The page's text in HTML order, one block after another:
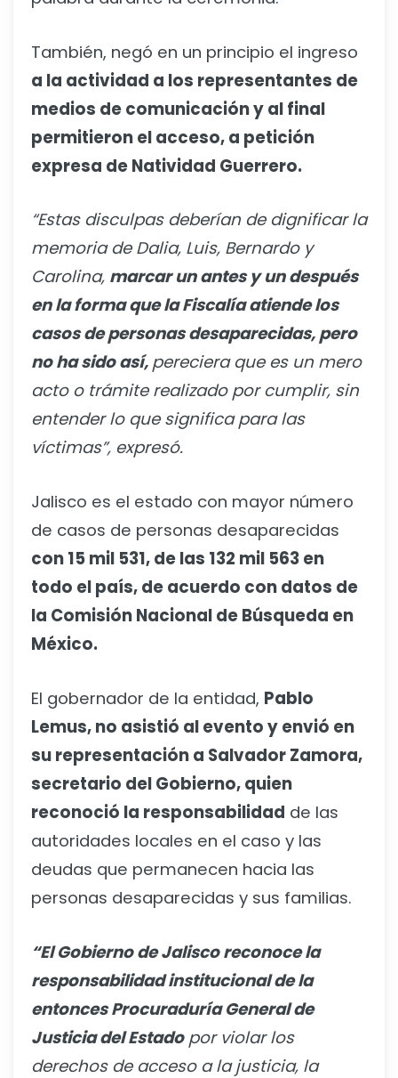
También, negó en un principio el ingreso
a la actividad a los representantes de
medios de comunicación y al final
permitieron el acceso, a petición
expresa de Natividad Guerrero.
“Estas disculpas deberían de dignificar la
memoria de Dalia, Luis, Bernardo y
Carolina, marcar un antes y un después
en la forma que la Fiscalía atiende los
casos de personas desaparecidas, pero
no ha sido así, pereciera que es un mero
acto o trámite realizado por cumplir, sin
entender lo que significa para las
víctimas”, expresó.
Jalisco es el estado con mayor número
de casos de personas desaparecidas
con 15 mil 531, de las 132 mil 563 en
todo el país, de acuerdo con datos de
la Comisión Nacional de Búsqueda en
México.
El gobernador de la entidad, Pablo
Lemus, no asistió al evento y envió en
su representación a Salvador Zamora,
secretario del Gobierno, quien
reconoció la responsabilidad de las
autoridades locales en el caso y las
deudas que permanecen hacia las
personas desaparecidas y sus familias.
“El Gobierno de Jalisco reconoce la
responsabilidad institucional de la
entonces Procuraduría General de
Justicia del Estadopor violar los
derechos de acceso a la justicia, la